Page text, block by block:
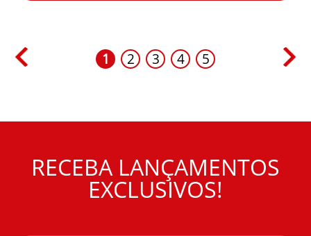
1 2 3 4 5
RECEBA LANÇAMENTOS
EXCLUSIVOS!